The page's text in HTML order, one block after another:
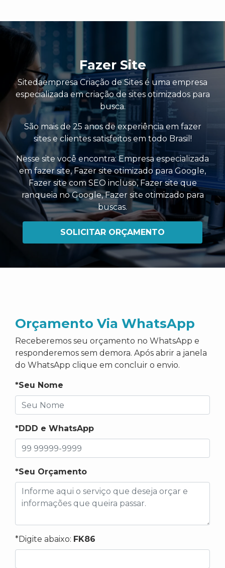
Fazer Site
Sitedaempresa Criação de Sites é uma empresa
especializada em criação de sites otimizados para
busca.
São mais de 25 anos de experiência em fazer
sites e clientes satisfeitos em todo Brasil!
Nesse site você encontra:Empresa especializada
em fazer site,Fazer site otimizado para Google,
Fazer site com SEO incluso, Fazer site que
ranqueia no Google,Fazer site otimizado para
buscas.
SOLICITAR ORÇAMENTO
Orçamento Via WhatsApp
Receberemos seu orçamento no WhatsApp e
responderemos sem demora. Após abrir a janela
do WhatsApp clique em concluir o envio.
*Seu Nome
*DDD e WhatsApp
*Seu Orçamento
*Digite abaixo: FK86